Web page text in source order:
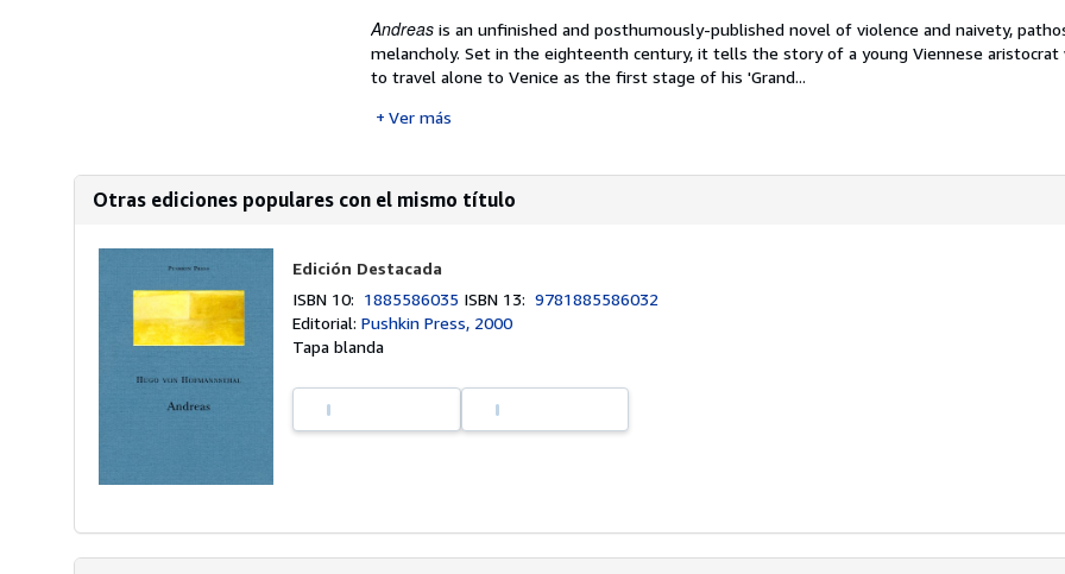
Andreas is an unfinished and posthumously-published novel of violence and naivety,
melancholy. Set in the eighteenth century, it tells the story of a young Viennese aristocrat
to travel alone to Venice as the first stage of his 'Grand...
Ver más
Otras ediciones populares con el mismo título
Edición Destacada
ISBN 10: 1885586035 ISBN 13:9781885586032
Editorial:Pushkin Press, 2000
Tapa blanda